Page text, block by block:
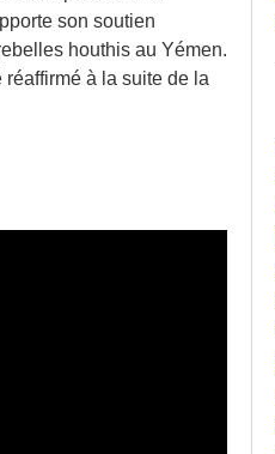
son soutien
houthis au Yémen.
réaffirmé à la suite de la